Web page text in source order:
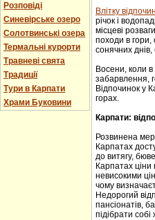
Розповіді
Синевірське озеро
Солотвинські озера
Термальні курорти
Травневі свята
Традиції
Тури в Карпати
Храми Буковини
Влітку
річок і
місцеві
походи в гори,
сонячних
Восени, коли в
забарвлення,
Відпочинок у
горах.
Карпати:
Розвинена
Карпатах
до витягу,
Карпатах
невисокими
чому
Недорогий
пансіонатів,
підібрати